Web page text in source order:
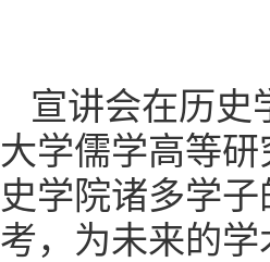
宣讲会在历史
大学儒学高等
史学院诸多学
考，为未来的